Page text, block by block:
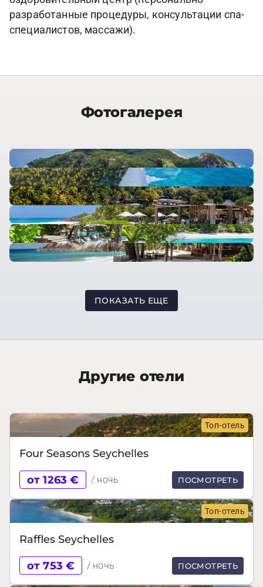
разработанные процедуры, консультации спа-
специалистов, массажи).
Фотогалерея
ПОКАЗАТЬ ЕЩЕ
Другие отели
Топ-отель
Four Seasons Seychelles
от 1263 € / ночь ПОСМОТРЕТЬ
Топ-отель
Raffles Seychelles
от 753 € / ночь ПОСМОТРЕТЬ